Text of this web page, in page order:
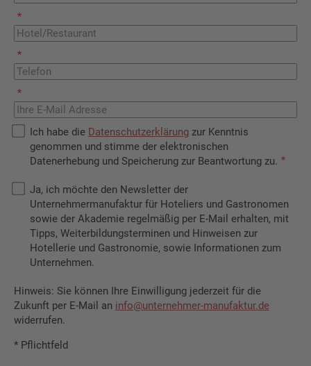
Ich habe die Datenschutzerklärung zur Kenntnis
genommen und stimme der elektronischen
Datenerhebung und Speicherung zur Beantwortung zu.
Ja, ich möchte den Newsletter der
Unternehmermanufaktur für Hoteliers und Gastronomen
sowie der Akademie regelmäßig per E-Mail erhalten, mit
Tipps, Weiterbildungsterminen und Hinweisen zur
Hotellerie und Gastronomie, sowie Informationen zum
Unternehmen.
Hinweis: Sie können Ihre Einwilligung jederzeit für die
Zukunft per E-Mail an info@unternehmer-manufaktur.de
widerrufen.
* Pflichtfeld